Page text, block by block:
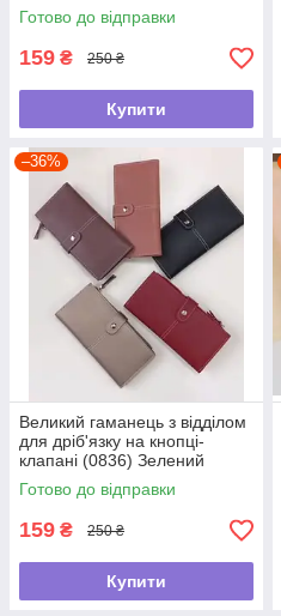
Готово до відправки
159 ₴ 250 ₴
Купити
–36%
Великий гаманець з відділом
для дріб'язку на кнопці-
клапані (0836) Зелений
Готово до відправки
159 ₴ 250 ₴
Купити